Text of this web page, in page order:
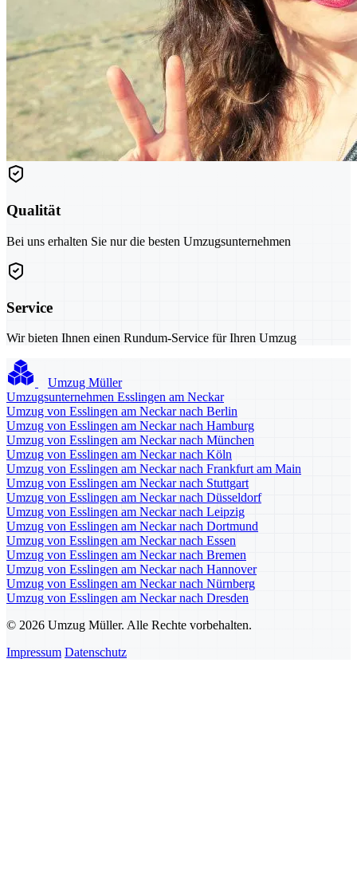
Qualität
Bei uns erhalten Sie nur die besten Umzugsunternehmen
Service
Wir bieten Ihnen einen Rundum-Service für Ihren Umzug
Umzug Müller
Umzugsunternehmen Esslingen am Neckar
Umzug von Esslingen am Neckar nach Berlin
Umzug von Esslingen am Neckar nach Hamburg
Umzug von Esslingen am Neckar nach München
Umzug von Esslingen am Neckar nach Köln
Umzug von Esslingen am Neckar nach Frankfurt am Main
Umzug von Esslingen am Neckar nach Stuttgart
Umzug von Esslingen am Neckar nach Düsseldorf
Umzug von Esslingen am Neckar nach Leipzig
Umzug von Esslingen am Neckar nach Dortmund
Umzug von Esslingen am Neckar nach Essen
Umzug von Esslingen am Neckar nach Bremen
Umzug von Esslingen am Neckar nach Hannover
Umzug von Esslingen am Neckar nach Nürnberg
Umzug von Esslingen am Neckar nach Dresden
© 2026 Umzug Müller. Alle Rechte vorbehalten.
Impressum Datenschutz